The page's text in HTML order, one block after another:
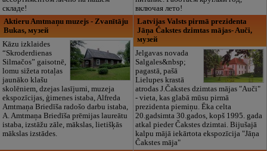
складе!
включая лето!
Aktieru Amtmaņu muzejs - Zvanītāju
Bukas, музей
Kāzu izklaides
“Skroderdienas
Silmačos” gaisotnē,
lomu sižeta rotaļas
jaunāko klašu
skolēniem, dzejas lasījumi, muzeja
ekspozīcijas, ģimenes istaba, Alfreda
Amtmaņa Briedīša radošo darbu istaba,
A. Amtmaņa Briedīša prēmijas laureātu
istaba, izstāžu zāle, mākslas, lietišķās
mākslas izstādes.
Latvijas Valsts pirmā prezidenta
Jāņa Čakstes dzimtas mājas- Auči,
музей
Jelgavas novada
Salgales&nbsp;
pagastā, pašā
Lielupes krastā
atrodas J.Čakstes dzimtas mājas "Auči"
- vieta, kas glabā mūsu pirmā
prezidenta piemiņu. Ēka celta
20.gadsimta 30.gados, kopš 1995. gada
atkal pieder Čakstes dzimtai. Bijušajā
kalpu mājā iekārtota ekspozīcija "Jāņa
Čakstes māja"